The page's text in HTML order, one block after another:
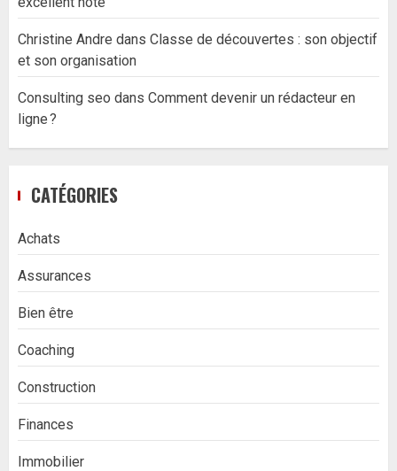
Christine Andre dans Classe de découvertes : son objectif
et son organisation
Consulting seo dans Comment devenir un rédacteur en
ligne ?
CATÉGORIES
Achats
Assurances
Bien être
Coaching
Construction
Finances
Immobilier